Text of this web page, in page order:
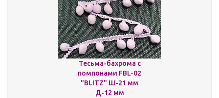
Тесьма-бахрома с
помпонами FBL-02
"BLITZ" Ш-21 мм
Д-12 мм